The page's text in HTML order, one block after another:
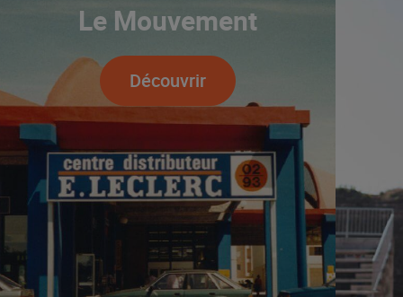
Le Mouvement
Découvrir